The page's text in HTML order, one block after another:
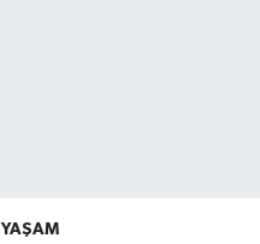
YAŞAM